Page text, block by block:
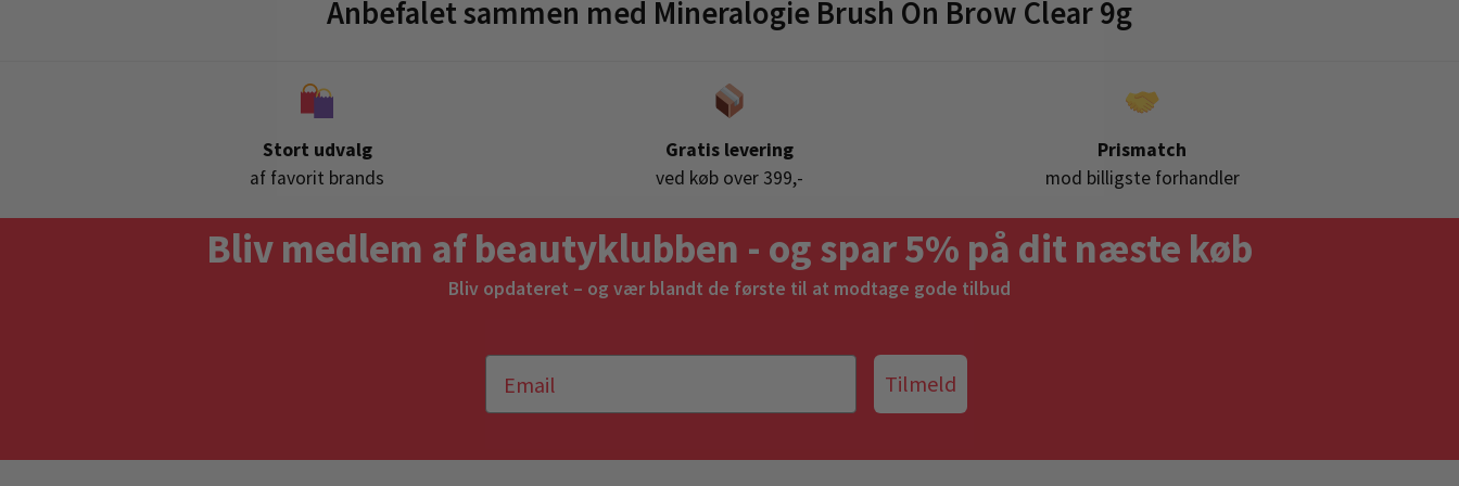
Anbefalet sammen med Mineralogie Brush On Brow Clear 9g
Stort udvalg
af favorit brands
Gratis levering
ved køb over 399,-
Prismatch
mod billigste forhandler
Bliv medlem af beautyklubben - og spar 5% på dit næste køb
Bliv opdateret – og vær blandt de første til at modtage gode tilbud
Tilmeld